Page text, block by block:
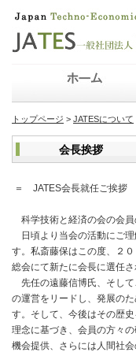
トップページ > JATESについて
会長挨拶
＝ JATES会長就任ご挨
科学技術と経済の会の会員
日頃より当会の活動にご理
す。私斎藤保はこの度、２
総会にて新たに会長に選任さ
先任の遠藤信博氏、そし
の運営をリードし、発展の
す。そして、今後はその歴
理念に基づき、会員の方々
機会提供、さらには人間社